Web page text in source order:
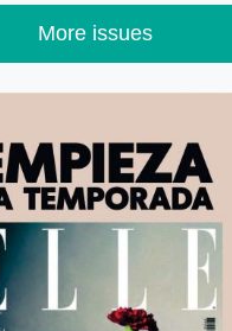
More issues